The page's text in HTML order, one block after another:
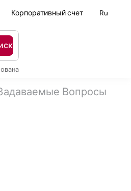
Корпоративный счет Ru
Вопросы